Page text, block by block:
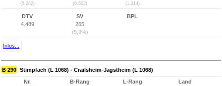
(5.282) (6.503) (1.214)
DTV
4.489
SV
265
(5,9%)
BPL
Infos...
B 290 Stimpfach (L 1068) - Crailsheim-Jagstheim (L 1068)
Nr.
B-Rang
L-Rang
Land